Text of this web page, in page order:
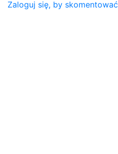
Zaloguj się, by skomentować